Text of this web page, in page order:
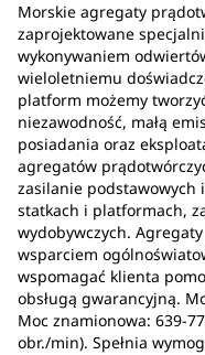
Morskie agregaty
zaprojektowane
wykonywaniem
wieloletniemu
platform możemy
niezawodność, małą
posiadania oraz
agregatów
zasilanie podstawowych
statkach i platformach,
wydobywczych.
wsparciem
wspomagać klienta
obsługą gwarancyjną.
Moc znamionowa: 639-
obr./min). Spełnia